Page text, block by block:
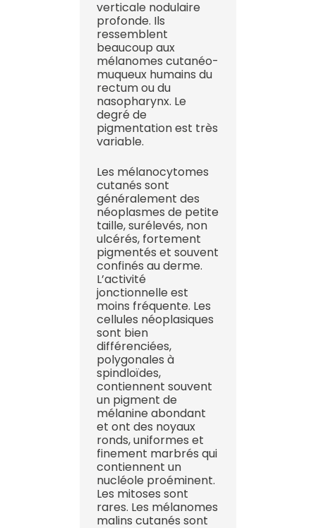
verticale nodulaire
profonde. Ils
ressemblent
beaucoup aux
mélanomes cutanéo-
muqueux humains du
rectum ou du
nasopharynx. Le
degré de
pigmentation est très
variable.
Les mélanocytomes
cutanés sont
généralement des
néoplasmes de petite
taille, surélevés, non
ulcérés, fortement
pigmentés et souvent
confinés au derme.
L’activité
jonctionnelle est
moins fréquente. Les
cellules néoplasiques
sont bien
différenciées,
polygonales à
spindloïdes,
contiennent souvent
un pigment de
mélanine abondant
et ont des noyaux
ronds, uniformes et
finement marbrés qui
contiennent un
nucléole proéminent.
Les mitoses sont
rares. Les mélanomes
malins cutanés sont